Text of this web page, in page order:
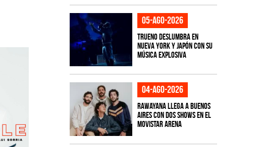
05-ago-2026
TRUENO deslumbra en
Nueva York y Japón con su
música explosiva
04-ago-2026
Rawayana llega a Buenos
Aires con dos shows en el
Movistar Arena